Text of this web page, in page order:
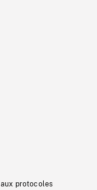
aux protocoles